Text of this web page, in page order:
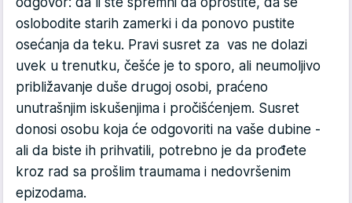
oslobodite starih zamerki i da ponovo pustite
osećanja da teku. Pravi susret za vas ne dolazi
uvek u trenutku, češće je to sporo, ali neumoljivo
približavanje duše drugoj osobi, praćeno
unutrašnjim iskušenjima i pročišćenjem. Susret
donosi osobu koja će odgovoriti na vaše dubine -
ali da biste ih prihvatili, potrebno je da prođete
kroz rad sa prošlim traumama i nedovršenim
epizodama.